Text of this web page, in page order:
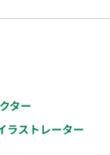
ター
ラストレーター